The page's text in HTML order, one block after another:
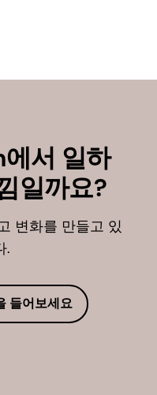
서 일하
일까요?
변화를 만들고 있
.
들어보세요